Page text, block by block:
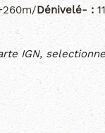
Dénivelé- :
IGN,